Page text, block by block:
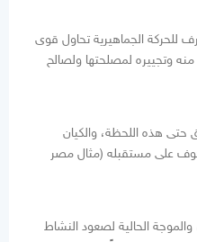
للحركة الجماهيرية تحاول قوى
وتجييره لمصلحتها ولصالح
حتى هذه اللحظة، والكيان
على مستقبله (مثال مصر
الحالية لصعود النشاط